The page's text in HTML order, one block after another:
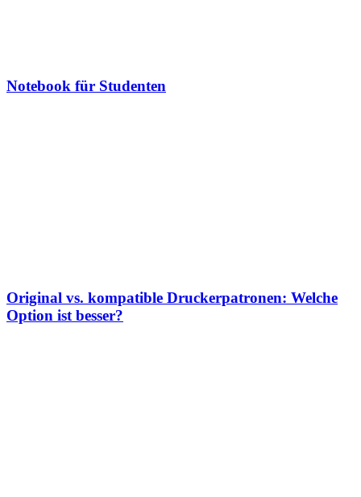
Notebook für Studenten
Original vs. kompatible Druckerpatronen: Welche
Option ist besser?